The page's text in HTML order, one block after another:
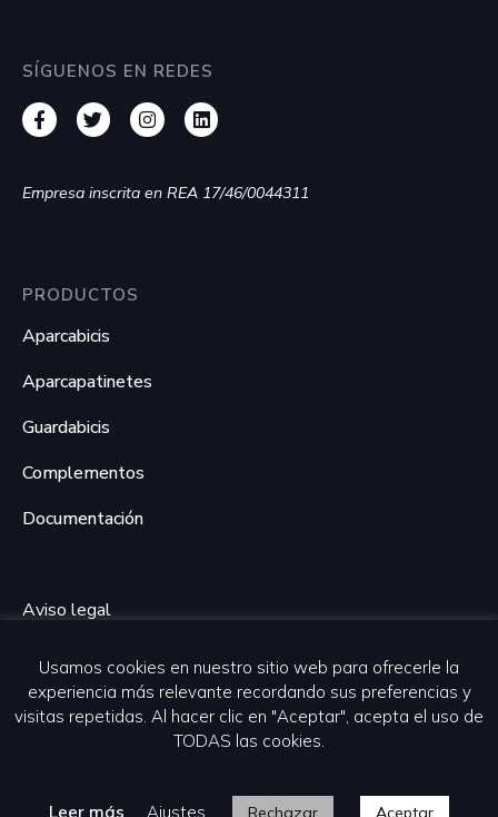
SÍGUENOS EN REDES
Empresa inscrita en REA 17/46/0044311
PRODUCTOS
Aparcabicis
Aparcapatinetes
Guardabicis
Complementos
Documentación
Aviso legal
Política de privacidad
Política de cookies
Usamos cookies en nuestro sitio web para ofrecerle la
experiencia más relevante recordando sus preferencias y
visitas repetidas. Al hacer clic en "Aceptar", acepta el uso de
TODAS las cookies.
Leer más Ajustes Rechazar Aceptar